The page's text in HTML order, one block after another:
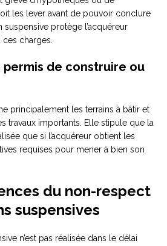
les lever avant de pouvoir conclure
suspensive protège l’acquéreur
charges.
permis de construire ou
principalement les terrains à bâtir et
travaux importants. Elle stipule que la
que si l’acquéreur obtient les
requises pour mener à bien son
du non-respect
suspensives
n’est pas réalisée dans le délai